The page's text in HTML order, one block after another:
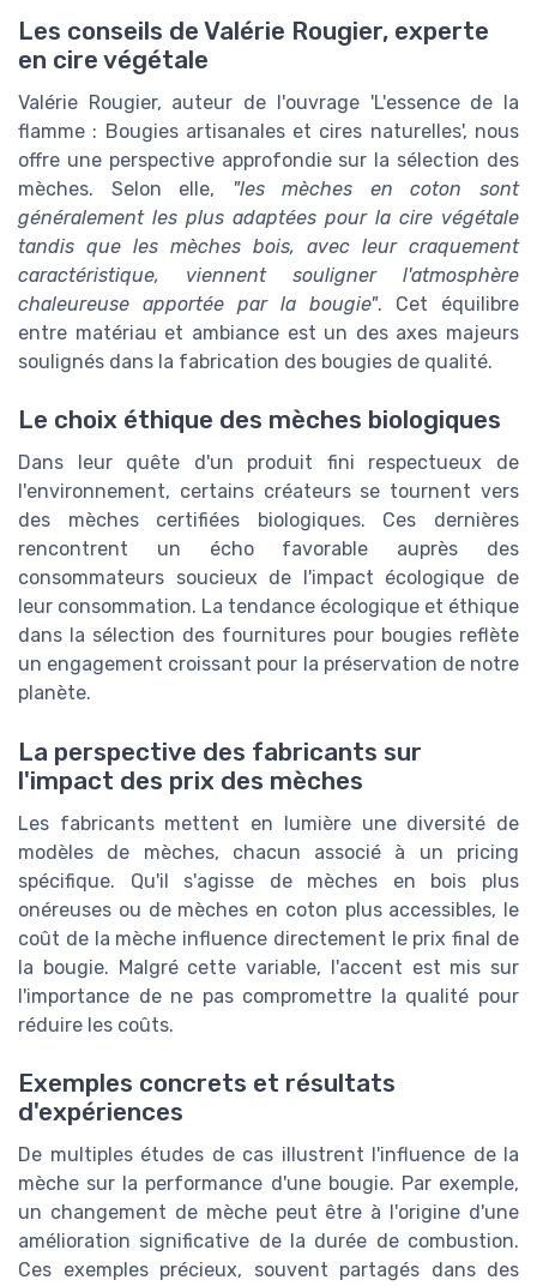
Les conseils de Valérie Rougier, experte
en cire végétale
Valérie Rougier, auteur de l'ouvrage 'L'essence de la
flamme : Bougies artisanales et cires naturelles', nous
offre une perspective approfondie sur la sélection des
mèches. Selon elle,
"les mèches en coton sont
généralement les plus adaptées pour la cire végétale
tandis que les mèches bois, avec leur craquement
caractéristique, viennent souligner l'atmosphère
chaleureuse apportée par la bougie". Cet équilibre
entre matériau et ambiance est un des axes majeurs
soulignés dans la fabrication des bougies de qualité.
Le choix éthique des mèches biologiques
Dans leur quête d'un produit fini respectueux de
l'environnement, certains créateurs se tournent vers
des mèches certifiées biologiques. Ces dernières
rencontrent un écho favorable auprès des
consommateurs soucieux de l'impact écologique de
leur consommation. La tendance écologique et éthique
dans la sélection des fournitures pour bougies reflète
un engagement croissant pour la préservation de notre
planète.
La perspective des fabricants sur
l'impact des prix des mèches
Les fabricants mettent en lumière une diversité de
modèles de mèches, chacun associé à un pricing
spécifique. Qu'il s'agisse de mèches en bois plus
onéreuses ou de mèches en coton plus accessibles, le
coût de la mèche influence directement le prix final de
la bougie. Malgré cette variable, l'accent est mis sur
l'importance de ne pas compromettre la qualité pour
réduire les coûts.
Exemples concrets et résultats
d'expériences
De multiples études de cas illustrent l'influence de la
mèche sur la performance d'une bougie. Par exemple,
un changement de mèche peut être à l'origine d'une
amélioration significative de la durée de combustion.
Ces exemples précieux, souvent partagés dans des